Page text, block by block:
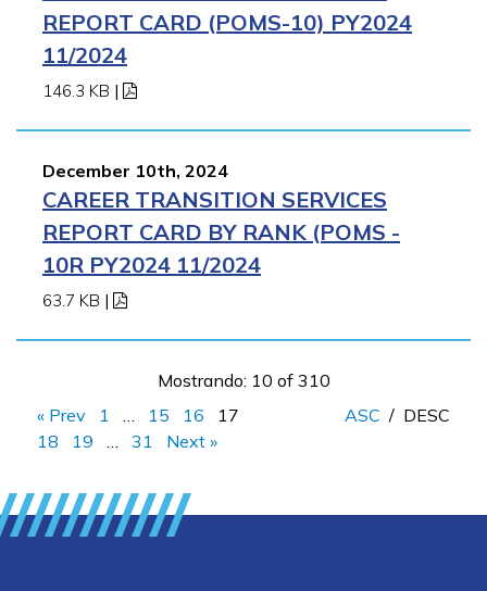
REPORT CARD (POMS-10) PY2024
11/2024
146.3 KB |
December 10th, 2024
CAREER TRANSITION SERVICES
REPORT CARD BY RANK (POMS -
10R PY2024 11/2024
63.7 KB |
Mostrando: 10 of 310
« Prev
1 15 16
17
18
19 31 Next »
ASC / DESC